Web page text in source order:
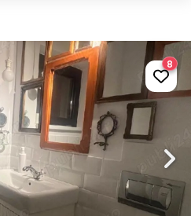
8